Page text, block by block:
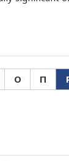
О П